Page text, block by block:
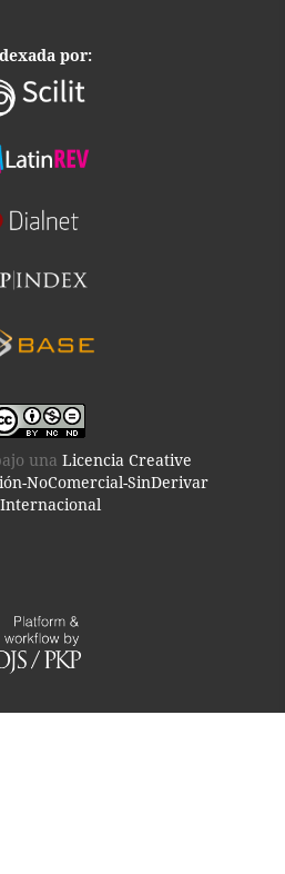
por:
una Licencia Creative
NoComercial-SinDerivar